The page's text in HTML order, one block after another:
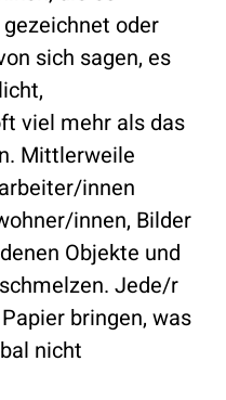
oder
sich sagen, es
viel mehr als das
Mittlerweile
innen
innen, Bilder
Objekte und
Jede/r
bringen, was
nicht